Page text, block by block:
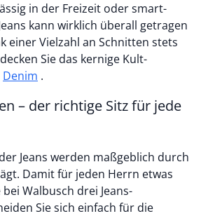
in der Freizeit oder smart-
kann wirklich überall getragen
einer Vielzahl an Schnitten stets
Sie das kernige Kult-
Denim .
– der richtige Sitz für jede
Jeans werden maßgeblich durch
Damit für jeden Herrn etwas
Walbusch drei Jeans-
Sie sich einfach für die